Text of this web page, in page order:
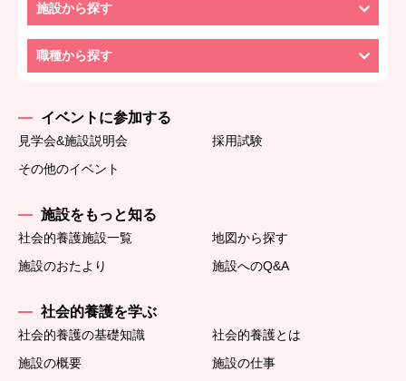
施設から探す
職種から探す
イベントに参加する
見学会&施設説明会
採用試験
その他のイベント
施設をもっと知る
社会的養護施設一覧
地図から探す
施設のおたより
施設へのQ&A
社会的養護を学ぶ
社会的養護の基礎知識
社会的養護とは
施設の概要
施設の仕事